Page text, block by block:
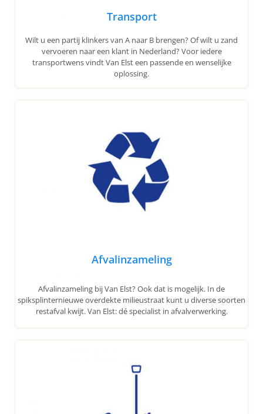
Transport
Wilt u een partij klinkers van A naar B brengen? Of wilt u zand
vervoeren naar een klant in Nederland? Voor iedere
transportwens vindt Van Elst een passende en wenselijke
oplossing.
Afvalinzameling
Afvalinzameling bij Van Elst? Ook dat is mogelijk. In de
spiksplinternieuwe overdekte milieustraat kunt u diverse soorten
restafval kwijt. Van Elst: dé specialist in afvalverwerking.